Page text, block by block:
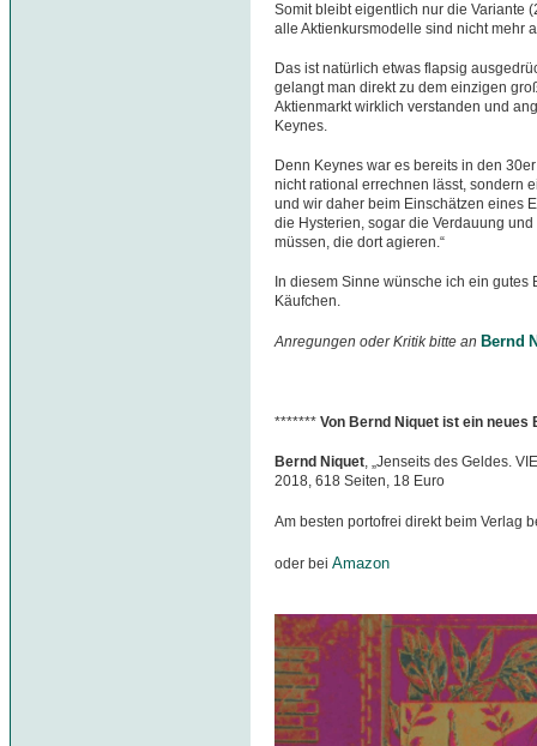
Somit bleibt eigentlich nur die Variante
alle Aktienkursmodelle sind nicht mehr
Das ist natürlich etwas flapsig
gelangt man direkt zu dem einzigen
Aktienmarkt wirklich verstanden und
Keynes.
Denn Keynes war es bereits in den
nicht rational errechnen lässt, sondern
und wir daher beim Einschätzen eines
die Hysterien, sogar die Verdauung
müssen, die dort agieren.“
In diesem Sinne wünsche ich ein
Käufchen.
Anregungen oder Kritik bitte an Bernd
******* Von Bernd Niquet ist ein neues
Bernd Niquet, „Jenseits des Geldes.
2018, 618 Seiten, 18 Euro
Am besten portofrei direkt beim Verlag
oder bei Amazon